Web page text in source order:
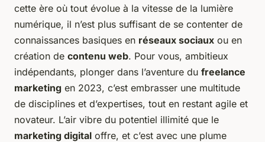
cette ère où tout évolue à la vitesse de la lumière
numérique, il n’est plus suffisant de se contenter de
connaissances basiques en réseaux sociaux ou en
création de contenu web. Pour vous, ambitieux
indépendants, plonger dans l’aventure du freelance
marketing en 2023, c’est embrasser une multitude
de disciplines et d’expertises, tout en restant agile et
novateur. L’air vibre du potentiel illimité que le
marketing digital offre, et c’est avec une plume